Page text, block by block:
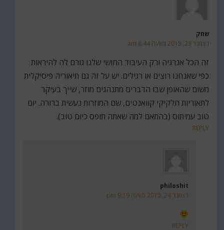
שחק
דצמבר 23, 2015 בשעה 8:44 am
זה הכל אנרגיה ורק העיבוד החושי שלנו גורם לה להיראות
כפי שאנחנו רוצים או רגילים. יש על זה גם תיאוריה פיסיקלית
משום שהאופן שבו הדברים מתנהגים מוזר, שייך בעיקר
לתאוריות חלקיקי קוואנטים, שם המוזרות נעשית ברורה. יום
טוב עמיתוס (בהתאם למה שאתה תופס כיום טוב).
REPLY
philoshit
דצמבר 24, 2015 בשעה 9:19 pm
REPLY